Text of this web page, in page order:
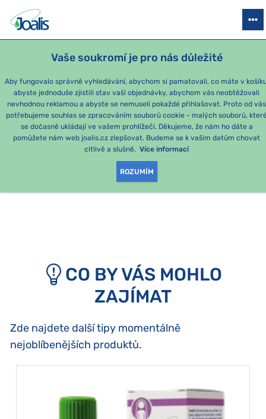
Vaše soukromí je pro nás důležité
Aby fungovalo správně vyhledávání, abychom si pamatovali, co máte v
abyste jednoduše zjistili stav vaší objednávky, abychom vás neobtěžovali
nevhodnou reklamou a abyste se nemuseli pokaždé přihlašovat. Proto od vás
potřebujeme souhlas se zpracováním souborů cookie - malých souborů,
se dočasně ukládají ve vašem prohlížeči. Děkujeme, že nám ho dáte a
pomůžete nám web joalis.cz zlepšovat. Budeme se k vašim datům chovat
citlivě a slušně. Více informací
ROZUMÍM
PRODUKTY PODLE OBTÍŽÍ SEZÓNNÍ BALÍČKY PRO DĚTI
e-shop Joalis
OMLOUVÁME SE, ALE
TATO STRÁNKA
NEEXISTUJE.
CO BY VÁS MOHLO
ZAJÍMAT
Zde najdete další tipy momentálně
nejoblíbenějších produktů.